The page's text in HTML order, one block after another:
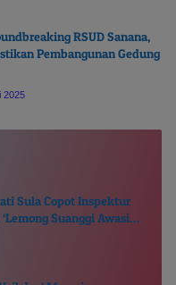
RSUD Sanana,
Pembangunan Gedung
2025
Sula Copot Inspektur
Suanggi Awasi